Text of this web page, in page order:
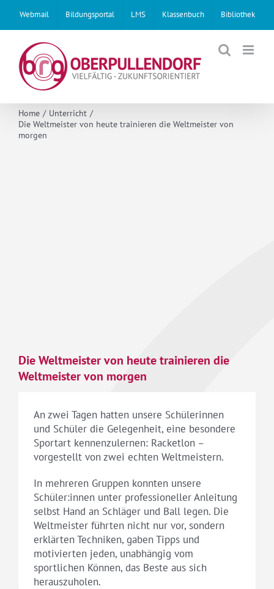
content
Webmail Bildungsportal LMS Klassenbuch Bibliothek
Home
Unterricht
Die Weltmeister von heute trainieren die Weltmeister von
morgen
Die Weltmeister von heute trainieren die
Weltmeister von morgen
An zwei Tagen hatten unsere Schülerinnen
und Schüler die Gelegenheit, eine besondere
Sportart kennenzulernen: Racketlon –
vorgestellt von zwei echten Weltmeistern.
In mehreren Gruppen konnten unsere
Schüler:innen unter professioneller Anleitung
selbst Hand an Schläger und Ball legen. Die
Weltmeister führten nicht nur vor, sondern
erklärten Techniken, gaben Tipps und
motivierten jeden, unabhängig vom
sportlichen Können, das Beste aus sich
herauszuholen.